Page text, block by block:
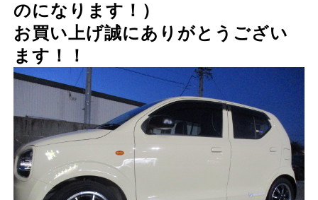
のになります！）
お買い上げ誠にありがとうござい
ます！！